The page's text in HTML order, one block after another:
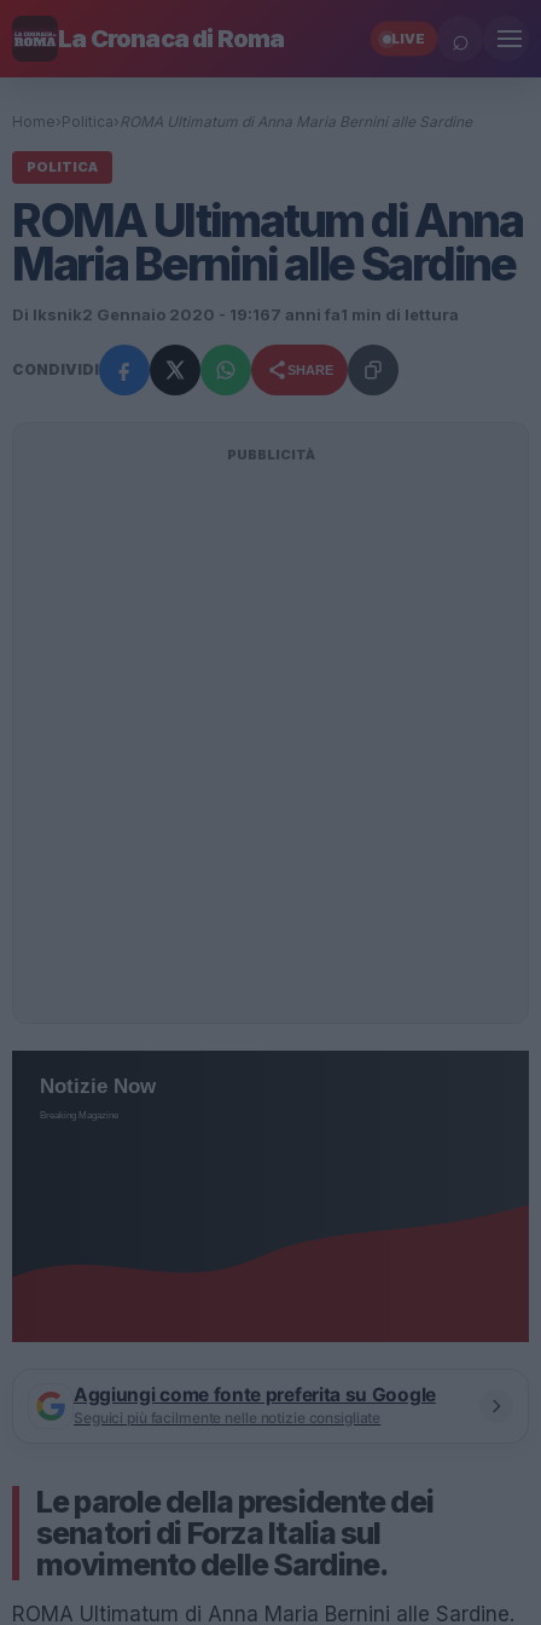
La Cronaca di Roma LIVE ⌕
Home› Politica› ROMA Ultimatum di Anna Maria Bernini alle Sardine
POLITICA
ROMA Ultimatum di Anna
Maria Bernini alle Sardine
Di Iksnik2 Gennaio 2020 - 19:167 anni fa1 min di lettura
CONDIVIDI SHARE
PUBBLICITÀ
Aggiungi come fonte preferita su Google
Seguici più facilmente nelle notizie consigliate
Le parole della presidente dei
senatori di Forza Italia sul
movimento delle Sardine.
ROMA Ultimatum di Anna Maria Bernini alle Sardine.